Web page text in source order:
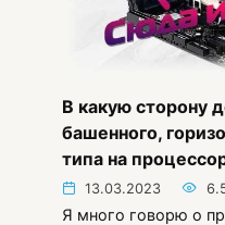
В какую сторону
башенного,
типа на
13.03.2023
Я много говорю о